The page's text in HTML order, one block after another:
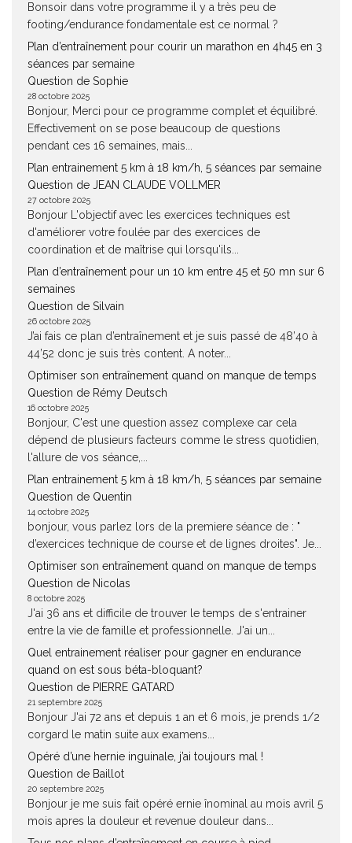
Bonsoir dans votre programme il y a très peu de
footing/endurance fondamentale est ce normal ?
Plan d’entraînement pour courir un marathon en 4h45 en 3
séances par semaine
Question de Sophie
28 octobre 2025
Bonjour, Merci pour ce programme complet et équilibré.
Effectivement on se pose beaucoup de questions
pendant ces 16 semaines, mais...
Plan entrainement 5 km à 18 km/h, 5 séances par semaine
Question de JEAN CLAUDE VOLLMER
27 octobre 2025
Bonjour L'objectif avec les exercices techniques est
d'améliorer votre foulée par des exercices de
coordination et de maîtrise qui lorsqu'ils...
Plan d’entraînement pour un 10 km entre 45 et 50 mn sur 6
semaines
Question de Silvain
26 octobre 2025
J’ai fais ce plan d’entraînement et je suis passé de 48’40 à
44’52 donc je suis très content. A noter...
Optimiser son entraînement quand on manque de temps
Question de Rémy Deutsch
16 octobre 2025
Bonjour, C'est une question assez complexe car cela
dépend de plusieurs facteurs comme le stress quotidien,
l'allure de vos séance,...
Plan entrainement 5 km à 18 km/h, 5 séances par semaine
Question de Quentin
14 octobre 2025
bonjour, vous parlez lors de la premiere séance de : "
d’exercices technique de course et de lignes droites". Je...
Optimiser son entraînement quand on manque de temps
Question de Nicolas
8 octobre 2025
J'ai 36 ans et difficile de trouver le temps de s'entrainer
entre la vie de famille et professionnelle. J'ai un...
Quel entrainement réaliser pour gagner en endurance
quand on est sous béta-bloquant?
Question de PIERRE GATARD
21 septembre 2025
Bonjour J'ai 72 ans et depuis 1 an et 6 mois, je prends 1/2
corgard le matin suite aux examens...
Opéré d’une hernie inguinale, j’ai toujours mal !
Question de Baillot
20 septembre 2025
Bonjour je me suis fait opéré ernie înominal au mois avril 5
mois apres la douleur et revenue douleur dans...